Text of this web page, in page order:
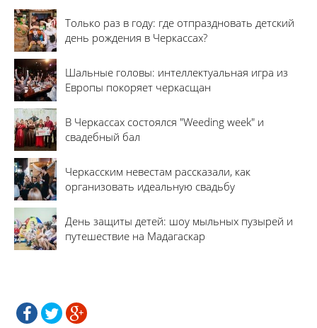
Только раз в году: где отпраздновать детский
день рождения в Черкассах?
Шальные головы: интеллектуальная игра из
Европы покоряет черкасщан
В Черкассах состоялся "Weeding week" и
свадебный бал
Черкасским невестам рассказали, как
организовать идеальную свадьбу
День защиты детей: шоу мыльных пузырей и
путешествие на Мадагаскар